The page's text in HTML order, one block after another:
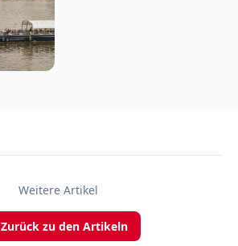
Weitere Artikel
Zurück zu den Artikeln